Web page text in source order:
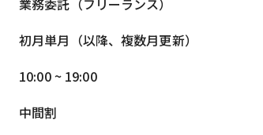
業務委託（フリーランス）
初月単月（以降、複数月更新）
10:00 ~ 19:00
中間割